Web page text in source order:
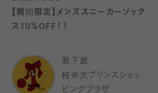
【期間限定】メンズスニーカーソック
ス10％OFF！！
靴下屋
軽井沢プリンスショッ
ピングプラザ